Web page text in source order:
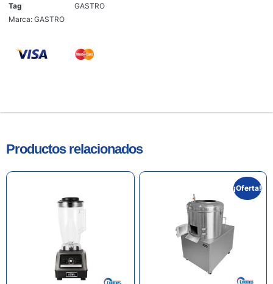
Tag
GASTRO
Marca: GASTRO
Productos relacionados
¡Oferta!